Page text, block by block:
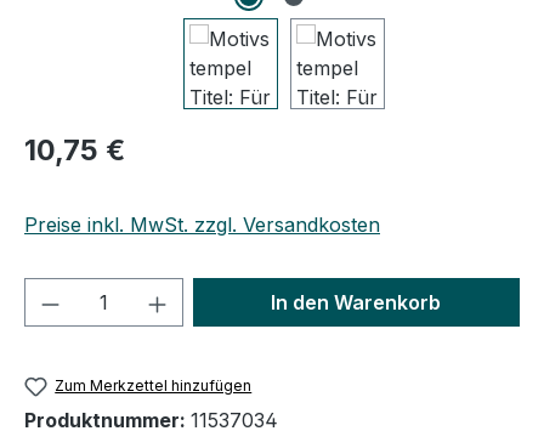
Regulärer Preis:
10,75 €
Preise inkl. MwSt. zzgl. Versandkosten
Produkt Anzahl: Gib denIn den Warenkorb
Zum Merkzettel hinzufügen
Produktnummer: 11537034